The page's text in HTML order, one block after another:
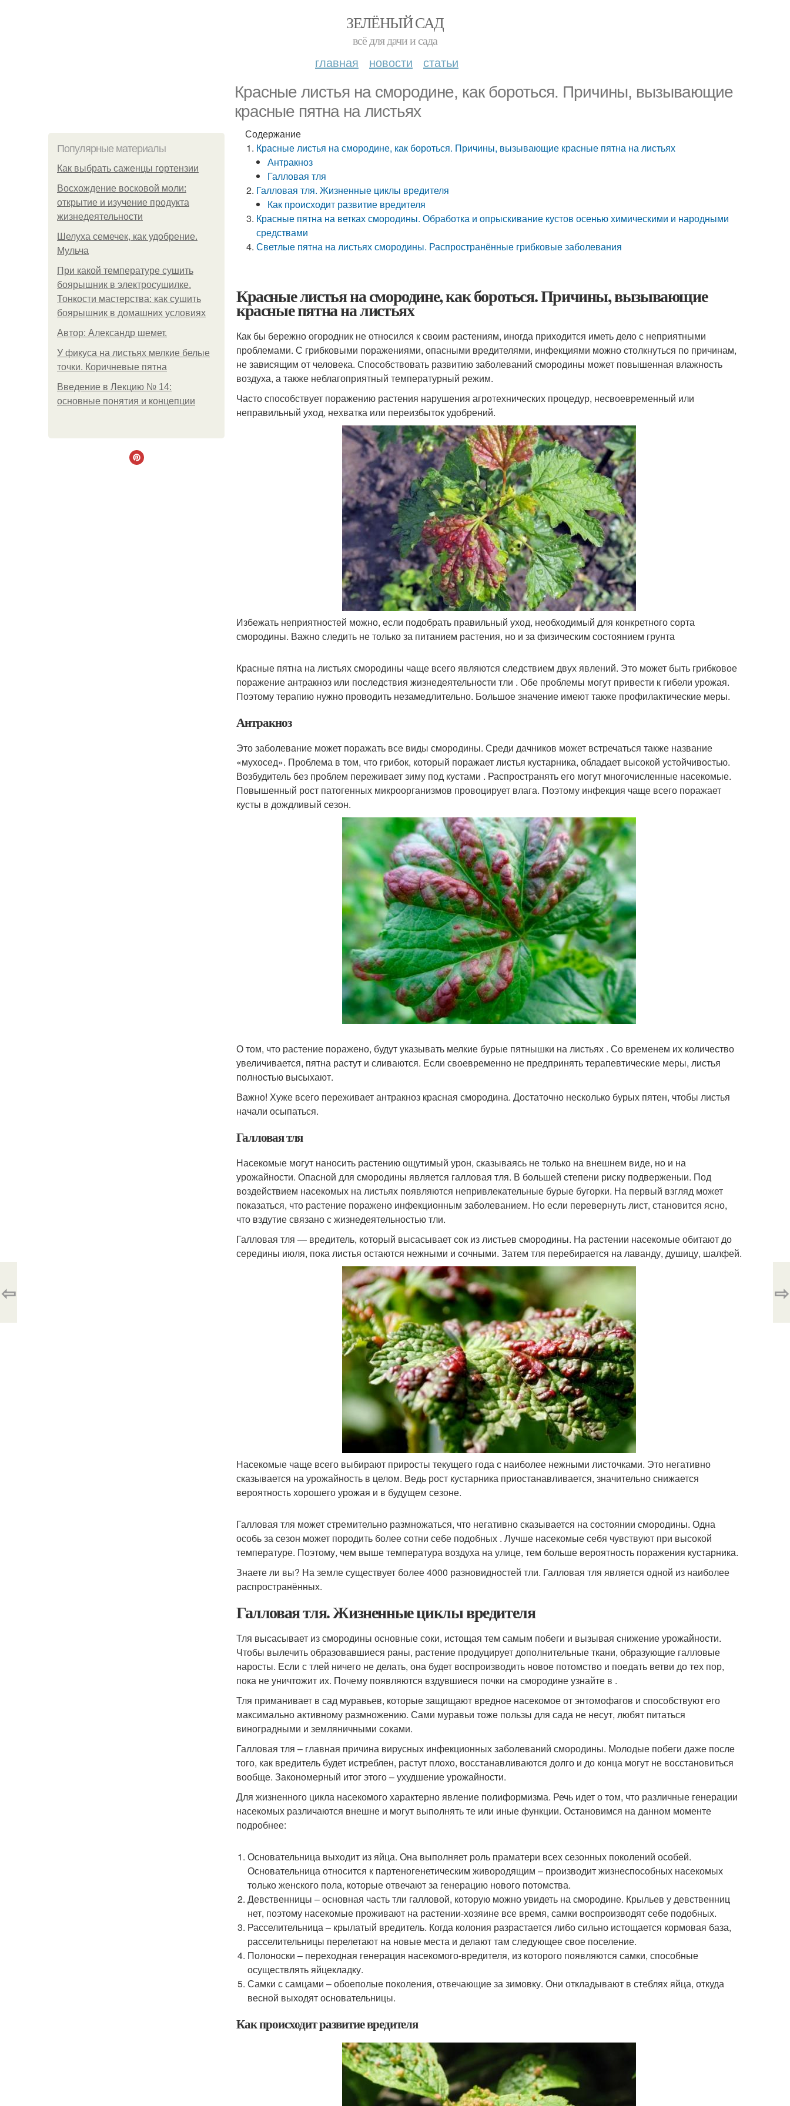
ЗЕЛЁНЫЙ САД
всё для дачи и сада
главная новости статьи
Красные листья на смородине, как бороться. Причины, вызывающие
красные пятна на листьях
Популярные материалы
Как выбрать саженцы гортензии
Восхождение восковой моли:
открытие и изучение продукта
жизнедеятельности
Шелуха семечек, как удобрение.
Мульча
При какой температуре сушить
боярышник в электросушилке.
Тонкости мастерства: как сушить
боярышник в домашних условиях
Автор: Александр шемет.
У фикуса на листьях мелкие белые
точки. Коричневые пятна
Введение в Лекцию № 14:
основные понятия и концепции
Содержание
Красные листья на смородине, как бороться. Причины, вызывающие красные пятна на листьях
Антракноз
Галловая тля
Галловая тля. Жизненные циклы вредителя
Как происходит развитие вредителя
Красные пятна на ветках смородины. Обработка и опрыскивание кустов осенью химическими и народными
средствами
Светлые пятна на листьях смородины. Распространённые грибковые заболевания
Красные листья на смородине, как бороться. Причины, вызывающие
красные пятна на листьях
Как бы бережно огородник не относился к своим растениям, иногда приходится иметь дело с неприятными
проблемами. С грибковыми поражениями, опасными вредителями, инфекциями можно столкнуться по причинам,
не зависящим от человека. Способствовать развитию заболеваний смородины может повышенная влажность
воздуха, а также неблагоприятный температурный режим.
Часто способствует поражению растения нарушения агротехнических процедур, несвоевременный или
неправильный уход, нехватка или переизбыток удобрений.
Избежать неприятностей можно, если подобрать правильный уход, необходимый для конкретного сорта
смородины. Важно следить не только за питанием растения, но и за физическим состоянием грунта
Красные пятна на листьях смородины чаще всего являются следствием двух явлений. Это может быть грибковое
поражение антракноз или последствия жизнедеятельности тли . Обе проблемы могут привести к гибели урожая.
Поэтому терапию нужно проводить незамедлительно. Большое значение имеют также профилактические меры.
Антракноз
Это заболевание может поражать все виды смородины. Среди дачников может встречаться также название
«мухосед». Проблема в том, что грибок, который поражает листья кустарника, обладает высокой устойчивостью.
Возбудитель без проблем переживает зиму под кустами . Распространять его могут многочисленные насекомые.
Повышенный рост патогенных микроорганизмов провоцирует влага. Поэтому инфекция чаще всего поражает
кусты в дождливый сезон.
О том, что растение поражено, будут указывать мелкие бурые пятнышки на листьях . Со временем их количество
увеличивается, пятна растут и сливаются. Если своевременно не предпринять терапевтические меры, листья
полностью высыхают.
Важно! Хуже всего переживает антракноз красная смородина. Достаточно несколько бурых пятен, чтобы листья
начали осыпаться.
Галловая тля
Насекомые могут наносить растению ощутимый урон, сказываясь не только на внешнем виде, но и на
урожайности. Опасной для смородины является галловая тля. В большей степени риску подверженыи. Под
воздействием насекомых на листьях появляются непривлекательные бурые бугорки. На первый взгляд может
показаться, что растение поражено инфекционным заболеванием. Но если перевернуть лист, становится ясно,
что вздутие связано с жизнедеятельностью тли.
Галловая тля — вредитель, который высасывает сок из листьев смородины. На растении насекомые обитают до
середины июля, пока листья остаются нежными и сочными. Затем тля перебирается на лаванду, душицу, шалфей.
Насекомые чаще всего выбирают приросты текущего года с наиболее нежными листочками. Это негативно
сказывается на урожайность в целом. Ведь рост кустарника приостанавливается, значительно снижается
вероятность хорошего урожая и в будущем сезоне.
Галловая тля может стремительно размножаться, что негативно сказывается на состоянии смородины. Одна
особь за сезон может породить более сотни себе подобных . Лучше насекомые себя чувствуют при высокой
температуре. Поэтому, чем выше температура воздуха на улице, тем больше вероятность поражения кустарника.
Знаете ли вы? На земле существует более 4000 разновидностей тли. Галловая тля является одной из наиболее
распространённых.
Галловая тля. Жизненные циклы вредителя
Тля высасывает из смородины основные соки, истощая тем самым побеги и вызывая снижение урожайности.
Чтобы вылечить образовавшиеся раны, растение продуцирует дополнительные ткани, образующие галловые
наросты. Если с тлей ничего не делать, она будет воспроизводить новое потомство и поедать ветви до тех пор,
пока не уничтожит их. Почему появляются вздувшиеся почки на смородине узнайте в .
Тля приманивает в сад муравьев, которые защищают вредное насекомое от энтомофагов и способствуют его
максимально активному размножению. Сами муравьи тоже пользы для сада не несут, любят питаться
виноградными и земляничными соками.
Галловая тля – главная причина вирусных инфекционных заболеваний смородины. Молодые побеги даже после
того, как вредитель будет истреблен, растут плохо, восстанавливаются долго и до конца могут не восстановиться
вообще. Закономерный итог этого – ухудшение урожайности.
Для жизненного цикла насекомого характерно явление полиформизма. Речь идет о том, что различные генерации
насекомых различаются внешне и могут выполнять те или иные функции. Остановимся на данном моменте
подробнее:
Основательница выходит из яйца. Она выполняет роль праматери всех сезонных поколений особей.
Основательница относится к партеногенетическим живородящим – производит жизнеспособных насекомых
только женского пола, которые отвечают за генерацию нового потомства.
Девственницы – основная часть тли галловой, которую можно увидеть на смородине. Крыльев у девственниц
нет, поэтому насекомые проживают на растении-хозяине все время, самки воспроизводят себе подобных.
Расселительница – крылатый вредитель. Когда колония разрастается либо сильно истощается кормовая база,
расселительницы перелетают на новые места и делают там следующее свое поселение.
Полоноски – переходная генерация насекомого-вредителя, из которого появляются самки, способные
осуществлять яйцекладку.
Самки с самцами – обоеполые поколения, отвечающие за зимовку. Они откладывают в стеблях яйца, откуда
весной выходят основательницы.
Как происходит развитие вредителя
⇦ ⇨